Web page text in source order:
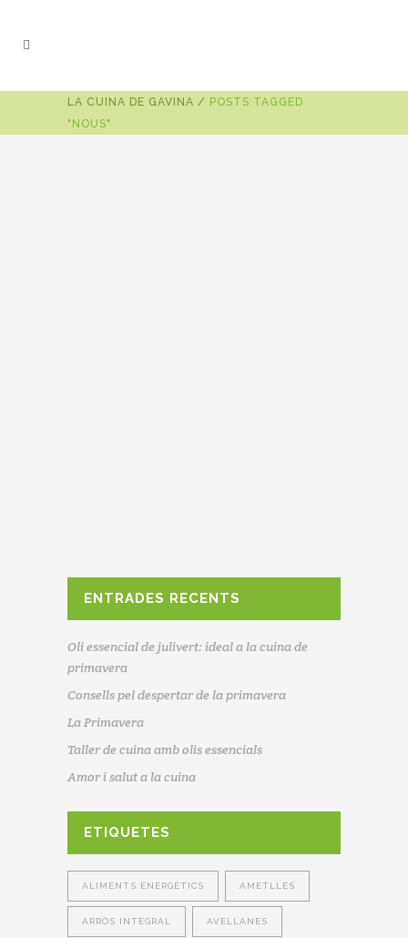
LA CUINA DE GAVINA / POSTS TAGGED
"NOUS"
ENTRADES RECENTS
Oli essencial de julivert: ideal a la cuina de
primavera
Consells pel despertar de la primavera
La Primavera
Taller de cuina amb olis essencials
Amor i salut a la cuina
ETIQUETES
ALIMENTS ENERGÈTICS AMETLLES
ARRÒS INTEGRAL AVELLANES